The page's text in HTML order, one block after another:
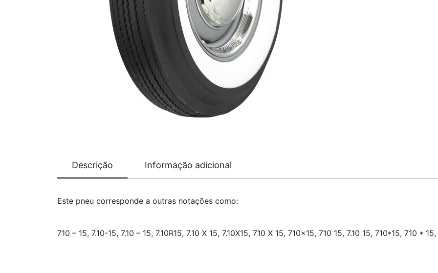
Descrição Informação adicional
Este pneu corresponde a outras notações como:
710 – 15, 7.10-15, 7.10 – 15, 7.10R15, 7.10 X 15, 7.10X15, 710 X 15, 710×15, 710 15, 7.10 15, 710*15, 710 *